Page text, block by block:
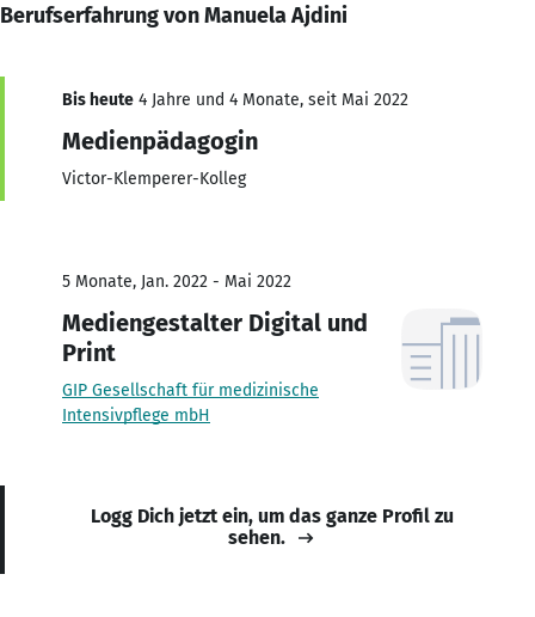
Berufserfahrung von Manuela Ajdini
Bis heute 4 Jahre und 4 Monate, seit Mai 2022
Medienpädagogin
Victor-Klemperer-Kolleg
5 Monate, Jan. 2022 - Mai 2022
Mediengestalter Digital und
Print
GIP Gesellschaft für medizinische
Intensivpflege mbH
Logg Dich jetzt ein, um das ganze Profil zu
sehen.